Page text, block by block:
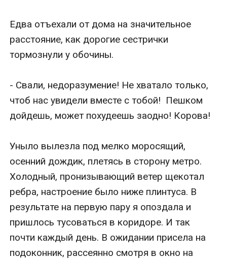
Едва отъехали от дома на значительное
расстояние, как дорогие сестрички
тормознули у обочины.
- Свали, недоразумение! Не хватало только,
чтоб нас увидели вместе с тобой!  Пешком
дойдешь, может похудеешь заодно! Корова!
Уныло вылезла под мелко моросящий,
осенний дождик, плетясь в сторону метро.
Холодный, пронизывающий ветер щекотал
ребра, настроение было ниже плинтуса. В
результате на первую пару я опоздала и
пришлось тусоваться в коридоре. И так
почти каждый день. В ожидании присела на
подоконник, рассеянно смотря в окно на